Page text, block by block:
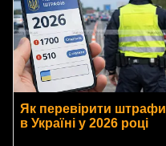
Як перевірити штрафи
в Україні у 2026 році